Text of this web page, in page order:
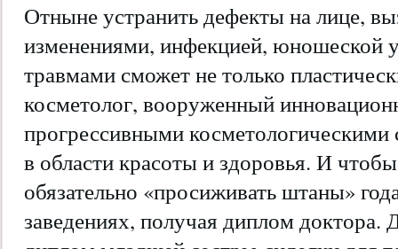
Отныне устранить дефекты на лице,
изменениями, инфекцией, юношеской
травмами сможет не только
косметолог, вооруженный
прогрессивными косметологическими
в области красоты и здоровья. И
обязательно «просиживать штаны»
заведениях, получая диплом доктора.